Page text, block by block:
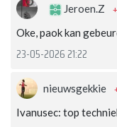
Jeroen.Z
Oke, paok kan
23-05-2026 21:22
nieuwsgekkie
Ivanusec: top